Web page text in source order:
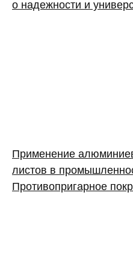
о надежности и
Применение
листов в
Противопригарное